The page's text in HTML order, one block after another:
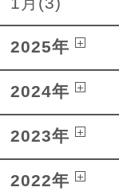
2025年
2024年
2023年
2022年